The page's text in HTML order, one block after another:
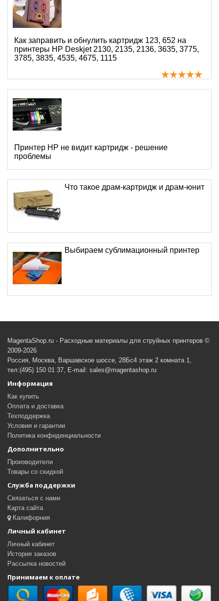
Как заправить и обнулить картридж 123, 652 на
принтеры HP Deskjet 2130, 2135, 2136, 3635, 3775,
3785, 3835, 4535, 4675, 1115
Принтер HP не видит картридж - решение
проблемы
Что такое драм-картридж и драм-юнит
Выбираем сублимационный принтер
MagentaShop.ru - Расходные материалы для струйных принтеров ©
2009-2026
Россия, Москва, Варшавское шоссе, 28Бс4 этаж 2 комната 1,
тел:(495) 150 01 37, E-mail: sales@magentashop.ru
Информация
Как купить
Оплата и доставка
Техподдержка
Условия и гарантии
Политика конфиденциальности
Дополнительно
Производители
Товары со скидкой
Служба поддержки
Связаться с нами
Карта сайта
Калифорния
Личный кабинет
Личный кабинет
История заказов
Рассылка новостей
Принимаем к оплате